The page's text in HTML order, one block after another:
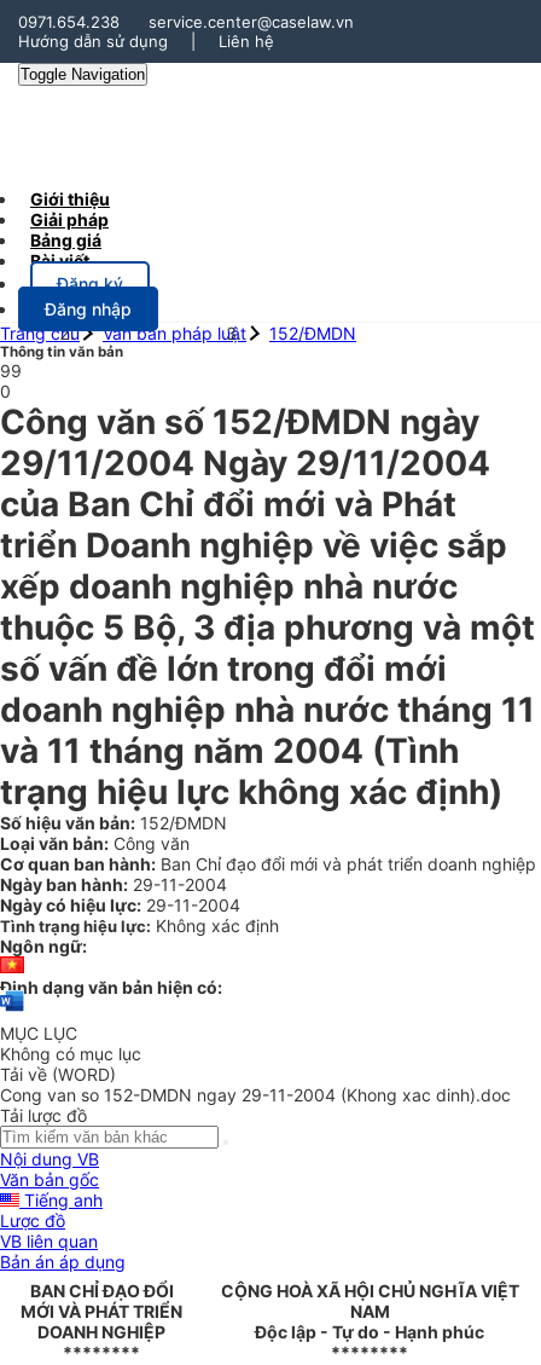
0971.654.238
service.center@caselaw.vn
Hướng dẫn sử dụng
Liên hệ
Toggle Navigation
Giới thiệu
Giải pháp
Bảng giá
Bài viết
Đăng ký
Đăng nhập
Trang chủ
Văn bản pháp luật 152/ĐMDN
Thông tin văn bản
99
0
Công văn số 152/ĐMDN ngày
29/11/2004 Ngày 29/11/2004
của Ban Chỉ đổi mới và Phát
triển Doanh nghiệp về việc sắp
xếp doanh nghiệp nhà nước
thuộc 5 Bộ, 3 địa phương và một
số vấn đề lớn trong đổi mới
doanh nghiệp nhà nước tháng 11
và 11 tháng năm 2004 (Tình
trạng hiệu lực không xác định)
Số hiệu văn bản: 152/ĐMDN
Loại văn bản: Công văn
Cơ quan ban hành: Ban Chỉ đạo đổi mới và phát triển doanh nghiệp
Ngày ban hành: 29-11-2004
Ngày có hiệu lực: 29-11-2004
Tình trạng hiệu lực: Không xác định
Ngôn ngữ:
Định dạng văn bản hiện có:
MỤC LỤC
Không có mục lục
Tải về (WORD)
Cong van so 152-DMDN ngay 29-11-2004 (Khong xac dinh).doc
Tải lược đồ
Nội dung VB
Văn bản gốc
Tiếng anh
Lược đồ
VB liên quan
Bản án áp dụng
BAN CHỈ ĐẠO ĐỔI
MỚI VÀ PHÁT TRIỂN
DOANH NGHIỆP
********
CỘNG HOÀ XÃ HỘI CHỦ NGHĨA VIỆT
NAM
Độc lập - Tự do - Hạnh phúc
********